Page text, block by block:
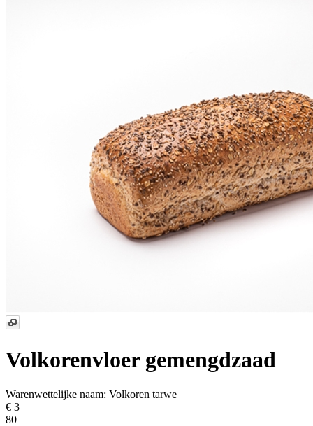
Volkorenvloer gemengdzaad
Warenwettelijke naam: Volkoren tarwe
€ 3
80